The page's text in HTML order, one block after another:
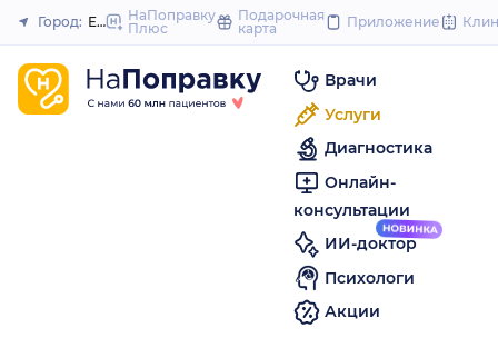
to
Закрыть
Город: Екатеринбург
НаПоправку
Плюс
Подарочная
карта
Приложение
Врачи
Услуги
Диагностика
Онлайн-
консультации
ИИ-доктор
Психологи
Акции